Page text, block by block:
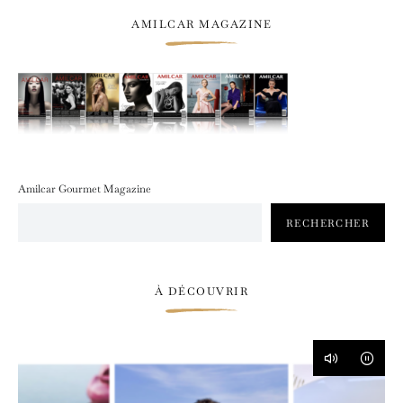
AMILCAR MAGAZINE
Amilcar Gourmet Magazine
RECHERCHER
À DÉCOUVRIR